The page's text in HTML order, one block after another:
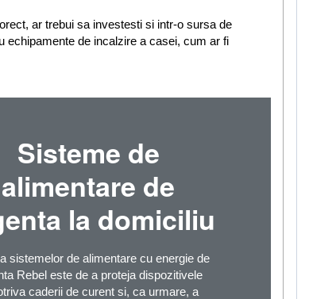
ar trebui sa investesti si intr-o sursa de
echipamente de incalzire a casei, cum ar fi
Sisteme de
alimentare de
la domiciliu
sistemelor de alimentare cu energie de
Rebel este de a proteja dispozitivele
caderii de curent si, ca urmare, a